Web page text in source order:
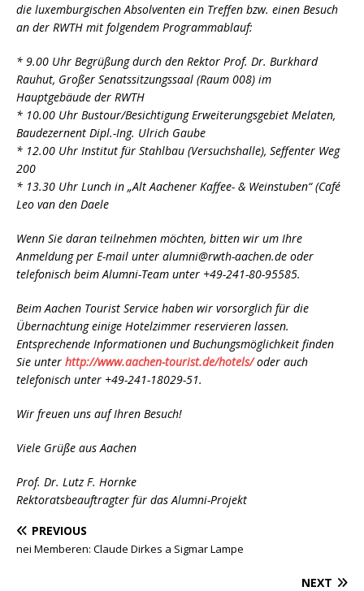
die luxemburgischen Absolventen ein Treffen bzw. einen Besuch
an der RWTH mit folgendem Programmablauf:
* 9.00 Uhr Begrüßung durch den Rektor Prof. Dr. Burkhard
Rauhut, Großer Senatssitzungssaal (Raum 008) im
Hauptgebäude der RWTH
* 10.00 Uhr Bustour/Besichtigung Erweiterungsgebiet Melaten,
Baudezernent Dipl.-Ing. Ulrich Gaube
* 12.00 Uhr Institut für Stahlbau (Versuchshalle), Seffenter Weg
200
* 13.30 Uhr Lunch in „Alt Aachener Kaffee- & Weinstuben“ (Café
Leo van den Daele
Wenn Sie daran teilnehmen möchten, bitten wir um Ihre
Anmeldung per E-mail unter alumni@rwth-aachen.de oder
telefonisch beim Alumni-Team unter +49-241-80-95585.
Beim Aachen Tourist Service haben wir vorsorglich für die
Übernachtung einige Hotelzimmer reservieren lassen.
Entsprechende Informationen und Buchungsmöglichkeit finden
Sie unter http://www.aachen-tourist.de/hotels/oder auch
telefonisch unter +49-241-18029-51.
Wir freuen uns auf Ihren Besuch!
Viele Grüße aus Aachen
Prof. Dr. Lutz F. Hornke
Rektoratsbeauftragter für das Alumni-Projekt
PREVIOUS
nei Memberen: Claude Dirkes a Sigmar Lampe
NEXT